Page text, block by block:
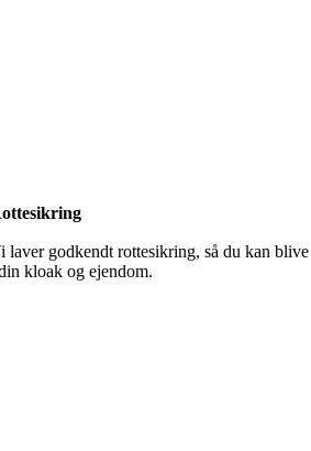
laver godkendt rottesikring, så du kan
kloak og ejendom.